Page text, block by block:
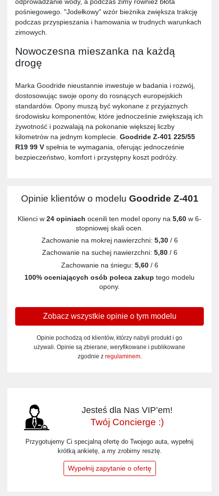
odprowadzanie wody, a podczas zimy również błota
pośniegowego. "Jodełkowy" wzór bieżnika zwiększa trakcję
podczas przyspieszania i hamowania w trudnych warunkach
zimowych.
Nowoczesna mieszanka na każdą
drogę
Marka Goodride nieustannie inwestuje w badania i rozwój,
dostosowując swoje opony do rosnących europejskich
standardów. Opony muszą być wykonane z przyjaznych
środowisku komponentów, które jednocześnie zwiększają ich
żywotność i pozwalają na pokonanie większej liczby
kilometrów na jednym komplecie. Goodride Z-401 225/55
R19 99 V spełnia te wymagania, oferując jednocześnie
bezpieczeństwo, komfort i przystępny koszt podróży.
Opinie klientów o modelu Goodride Z-401
Klienci w 24 opiniach ocenili ten model opony na 5,60 w 6-
stopniowej skali ocen.
Zachowanie na mokrej nawierzchni: 5,30/ 6
Zachowanie na suchej nawierzchni: 5,80/ 6
Zachowanie na śniegu: 5,60/ 6
100% oceniających osób poleca zakup tego modelu
opony.
Zobacz wszystkie opinie o tym modelu
Opinie pochodzą od klientów, którzy nabyli produkt i go
używali. Opinie są zbierane, weryfikowane i publikowane
zgodnie z regulaminem.
Jesteś dla Nas VIP’em!
Twój Concierge :)
Przygotujemy Ci specjalną ofertę do Twojego auta, wypełnij
krótką ankietę, a my zrobimy resztę.
Wypełnij zapytanie o ofertę